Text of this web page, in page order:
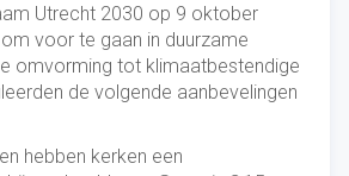
Utrecht 2030 op 9 oktober
voor te gaan in duurzame
omvorming tot klimaatbestendige
de volgende aanbevelingen
hebben kerken een